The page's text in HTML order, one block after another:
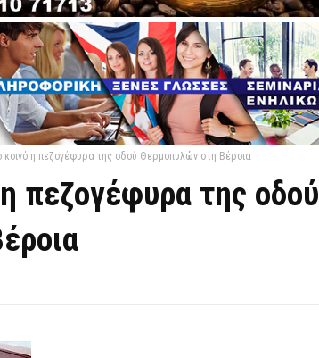
κοινό η πεζογέφυρα της οδού Θερμοπυλών στη Βέροια
πεζογέφυρα της οδού